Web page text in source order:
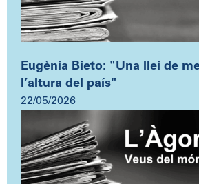
Eugènia Bieto: "Una llei de
l’altura del país"
22/05/2026